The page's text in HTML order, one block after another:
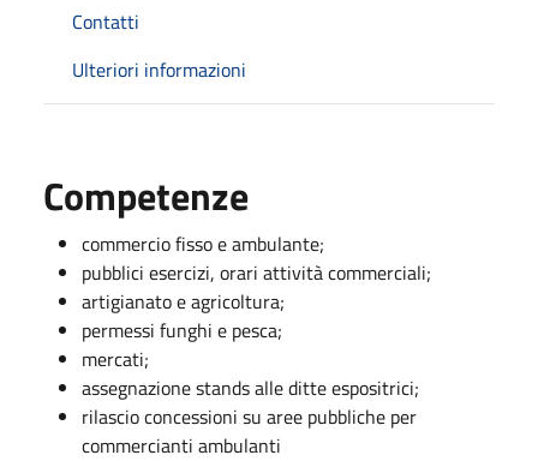
Contatti
Ulteriori informazioni
Competenze
commercio fisso e ambulante;
pubblici esercizi, orari attività commerciali;
artigianato e agricoltura;
permessi funghi e pesca;
mercati;
assegnazione stands alle ditte espositrici;
rilascio concessioni su aree pubbliche per
commercianti ambulanti